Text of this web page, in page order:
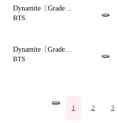
Dynamite〔Grade
3〕/Percussion
BTS
Dynamite〔Grade
3〕/Timpani
BTS
1 2 3